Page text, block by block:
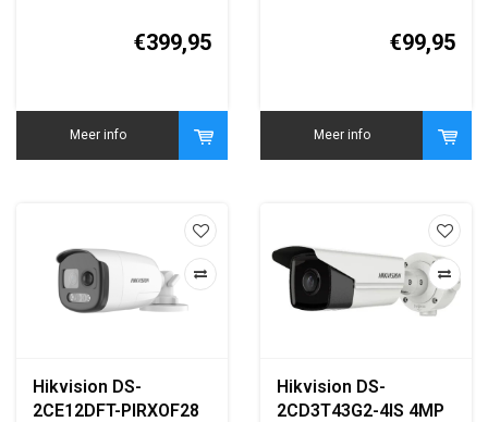
€399,95
Meer info
Varifocal Dome IP€99,95
Meer info
Hikvision DS-
2CE12DFT-PIRXOF28
Hikvision DS-
2CD3T43G2-4IS 4MP